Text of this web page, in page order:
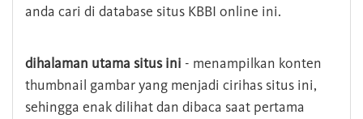
anda cari di database situs KBBI online ini.
dihalaman utama situs ini - menampilkan konten
thumbnail gambar yang menjadi cirihas situs ini,
sehingga enak dilihat dan dibaca saat pertama